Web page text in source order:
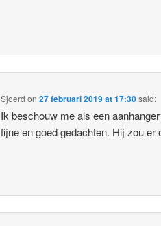
Sjoerd on27 februari 2019 at 17:30said:
Ik beschouw me als een
fijne en goed gedachten. Hij zou er